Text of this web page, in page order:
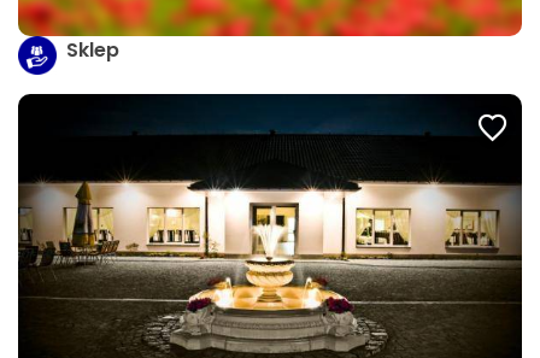
Sklep